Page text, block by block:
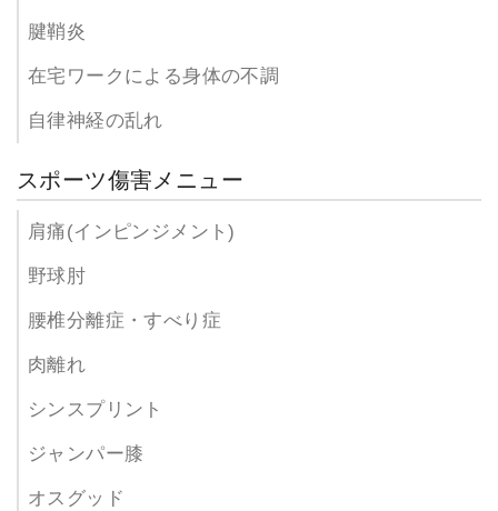
腱鞘炎
在宅ワークによる身体の不調
自律神経の乱れ
スポーツ傷害メニュー
肩痛(インピンジメント)
野球肘
腰椎分離症・すべり症
肉離れ
シンスプリント
ジャンパー膝
オスグッド